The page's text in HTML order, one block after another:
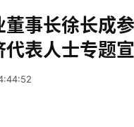
事长徐长成
代表人士专题